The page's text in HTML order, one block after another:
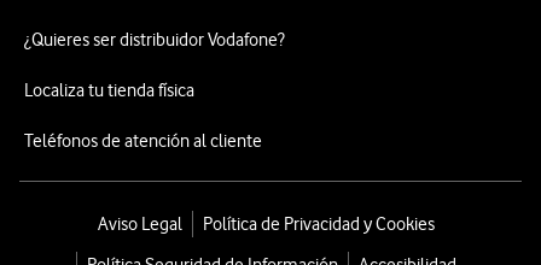
¿Quieres ser distribuidor Vodafone?
Localiza tu tienda física
Teléfonos de atención al cliente
Aviso Legal
Política de Privacidad y Cookies